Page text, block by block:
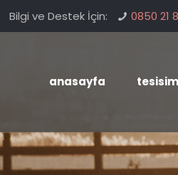
Bilgi ve Destek İçin: 0850 21
anasayfa